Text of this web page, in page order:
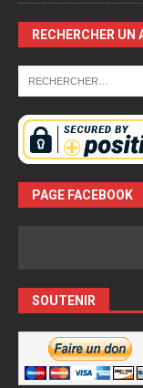
RECHERCHER UN
PAGE FACEBOOK
SOUTENIR